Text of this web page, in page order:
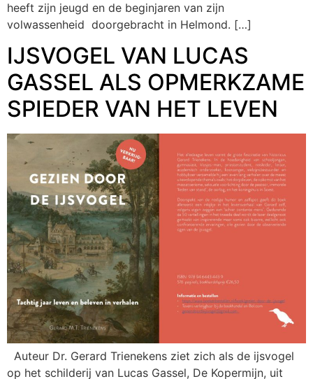
heeft zijn jeugd en de beginjaren van zijn
volwassenheid doorgebracht in Helmond. […]
IJSVOGEL VAN LUCAS
GASSEL ALS OPMERKZAME
SPIEDER VAN HET LEVEN
Auteur Dr. Gerard Trienekens ziet zich als de ijsvogel
op het schilderij van Lucas Gassel, De Kopermijn, uit